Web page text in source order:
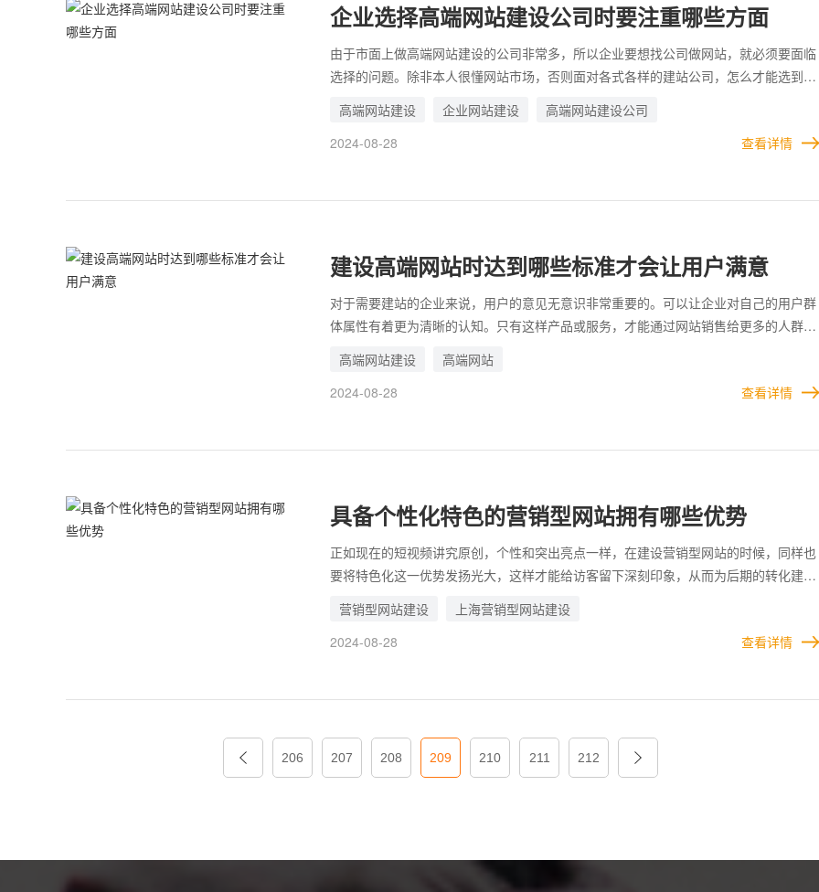
服务
优势
案例
合作
企业选择高端网站建设公司时要注重哪些方面
由于市面上做高端网站建设的公司非常多，所以企业要想找公司做网站，就必须要面临
选择的问题。除非本人很懂网站市场，否则面对各式各样的建站公司，怎么才能选到专
以通过一些固定的条件，来进行筛选，这样一来就可以将绝大多数的劣质网站公司排除
掉，也会大大降低企业踩坑的机会。
高端网站建设 企业网站建设
高端网站建设公司
2024-08-28
查看详情
建设高端网站时达到哪些标准才会让用户满意
对于需要建站的企业来说，用户的意见无意识非常重要的。可以让企业对自己的用户群
体属性有着更为清晰的认知。只有这样产品或服务，才能通过网站销售给更多的人群。
做出来的网站质量，才算得上符合用户的喜好，才最有可能被认可。
高端网站建设
高端网站
2024-08-28
查看详情
具备个性化特色的营销型网站拥有哪些优势
正如现在的短视频讲究原创，个性和突出亮点一样，在建设营销型网站的时候，同样也
要将特色化这一优势发扬光大，这样才能给访客留下深刻印象，从而为后期的转化建立
的，只有这样，才知道应该如何利用这种特色，来吸引敌人前来。
营销型网站建设
上海营销型网站建设
2024-08-28
查看详情
206 207 208 209 210 211 212